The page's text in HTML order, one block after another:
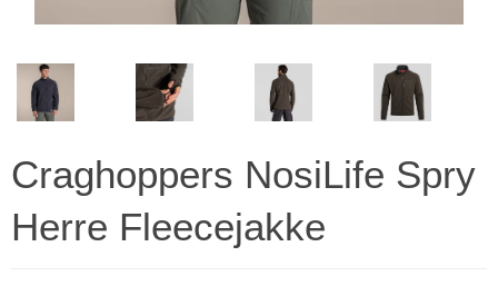
Craghoppers NosiLife Spry
Herre Fleecejakke